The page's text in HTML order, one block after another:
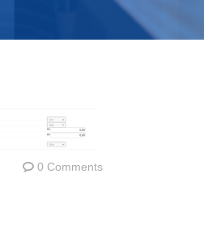
0 Comments